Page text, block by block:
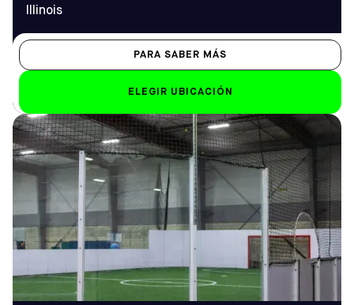
Illinois
PARA SABER MÁS
ELEGIR UBICACIÓN
HORARIO DE
APERTURA
De lunes a viernes
9.00 h - 12.00 h
Sáb-Dom
9.00 h - 22.00 h
DIRECCIÓN
1721 W 11th St, Upland,
CA 91786
Cómo llegar
TELÉFONO
(909) 985-7903
EMAIL
upland@sofive.com